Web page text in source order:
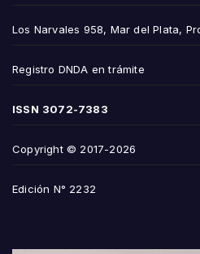
Los Narvales 958, Mar del Plata,
Registro DNDA en trámite
ISSN 3072-7383
Copyright © 2017-2026
Edición N° 2232